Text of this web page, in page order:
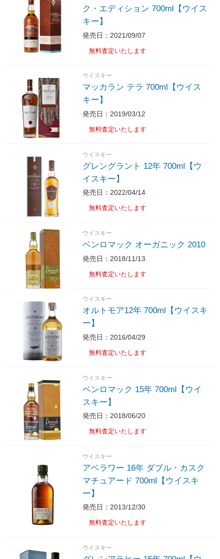
ク・エディション 700ml【ウイス
キー】
発売日：2021/09/07
無料査定いたします
ウイスキー
マッカラン テラ 700ml【ウイス
キー】
発売日：2019/03/12
無料査定いたします
ウイスキー
グレングラント 12年 700ml【ウ
イスキー】
発売日：2022/04/14
無料査定いたします
ウイスキー
ベンロマック オーガニック 2010
発売日：2018/11/13
無料査定いたします
ウイスキー
オルトモア12年 700ml【ウイスキ
ー】
発売日：2016/04/29
無料査定いたします
ウイスキー
ベンロマック 15年 700ml【ウイ
スキー】
発売日：2018/06/20
無料査定いたします
ウイスキー
アベラワー 16年 ダブル・カスク
マチュアード 700ml【ウイスキ
ー】
発売日：2013/12/30
無料査定いたします
ウイスキー